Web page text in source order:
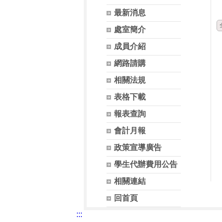
最新消息
處室簡介
成員介紹
網路請購
相關法規
表格下載
報表查詢
會計月報
政策宣導廣告
學生代辦費用公告
相關連結
回首頁
:::